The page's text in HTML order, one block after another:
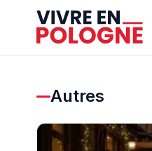
Autres